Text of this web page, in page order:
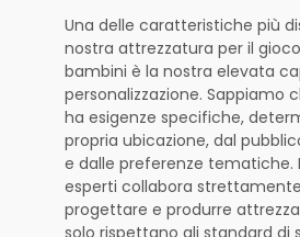
Una delle caratteristiche più
nostra attrezzatura per il
bambini è la nostra elevata
personalizzazione. Sappiamo
ha esigenze specifiche,
propria ubicazione, dal
e dalle preferenze tematiche.
esperti collabora
progettare e produrre
solo rispettano gli standard di